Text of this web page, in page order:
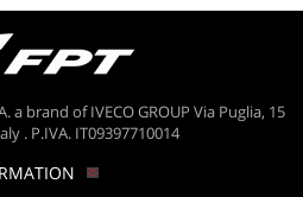
a brand of IVECO GROUP Via Puglia, 15
. P.IVA. IT09397710014